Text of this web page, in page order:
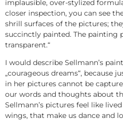
implausible, over-stylized
closer inspection, you can see
shrill surfaces of the pictures;
succinctly painted. The painting
transparent.“
I would describe Sellmann’s
„courageous dreams“, because
in her pictures cannot be
our words and thoughts about
Sellmann’s pictures feel like
wings, that make us dance and